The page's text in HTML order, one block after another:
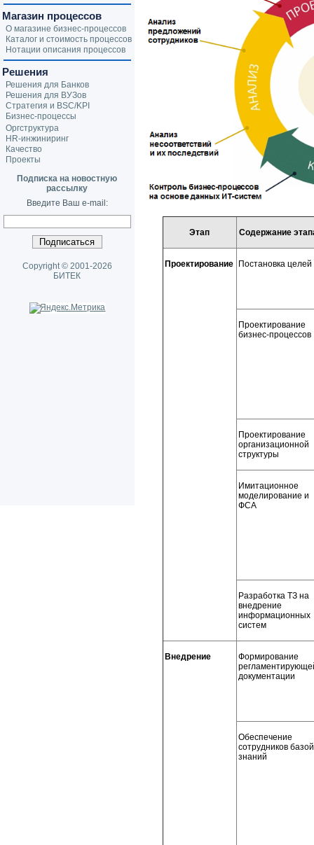
Этап Содержание
Проектирование Постановка целей
Проектирование
бизнес-процессов
Проектирование
организационной
структуры
Имитационное
моделирование и
ФСА
Разработка ТЗ на
внедрение
информационных
систем
Внедрение
Формирование
документации
Обеспечение
сотрудников базой
знаний
Магазин процессов
О магазине бизнес-процессов
Каталог и стоимость процессов
Нотации описания процессов
Решения
Решения для Банков
Решения для ВУЗов
Стратегия и BSC/KPI
Бизнес-процессы
Оргструктура
HR-инжиниринг
Качество
Проекты
Подписка на новостную
рассылку
Введите Ваш e-mail:
Copyright © 2001-2026
БИТЕК